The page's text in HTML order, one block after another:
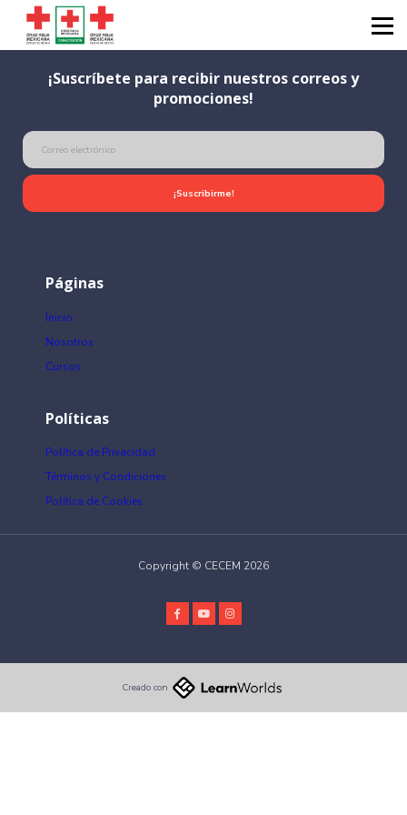
Catálogos
Sobre nosotros
¡Suscríbete para recibir nuestros correos y
promociones!
¡Suscribirme!
Páginas
Inicio
Nosotros
Cursos
Políticas
Política de Privacidad
Términos y Condiciones
Política de Cookies
Copyright © CECEM 2026
Creado con